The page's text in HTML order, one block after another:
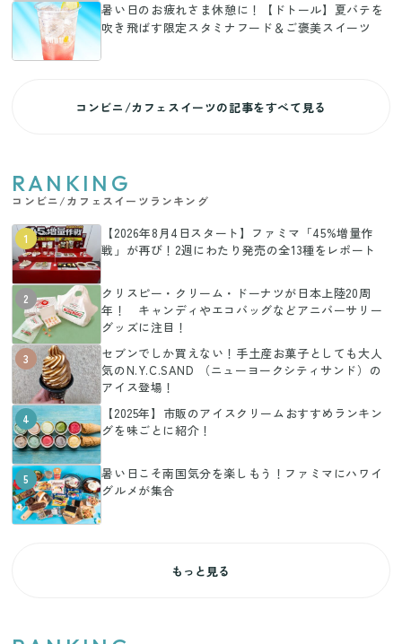
暑い日のお疲れさま休憩に！【ドトール】夏バテを
吹き飛ばす限定スタミナフード＆ご褒美スイーツ
コンビニ/カフェスイーツの記事をすべて見る
RANKING
コンビニ/カフェスイーツランキング
1
【2026年8月4日スタート】ファミマ「45%増量作
戦」が再び！2週にわたり発売の全13種をレポート
2
クリスピー・クリーム・ドーナツが日本上陸20周
年！ キャンディやエコバッグなどアニバーサリー
グッズに注目！
3
セブンでしか買えない！手土産お菓子としても大人
気のN.Y.C.SAND （ニューヨークシティサンド）の
アイス登場！
4
【2025年】市販のアイスクリームおすすめランキン
グを味ごとに紹介！
5
暑い日こそ南国気分を楽しもう！ファミマにハワイ
グルメが集合
もっと見る